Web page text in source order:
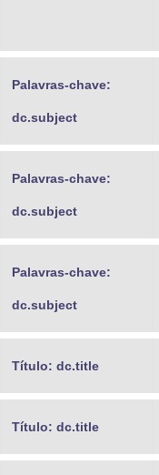
Palavras-chave:
dc.subject
Palavras-chave:
dc.subject
Palavras-chave:
dc.subject
Título: dc.title
Título: dc.title